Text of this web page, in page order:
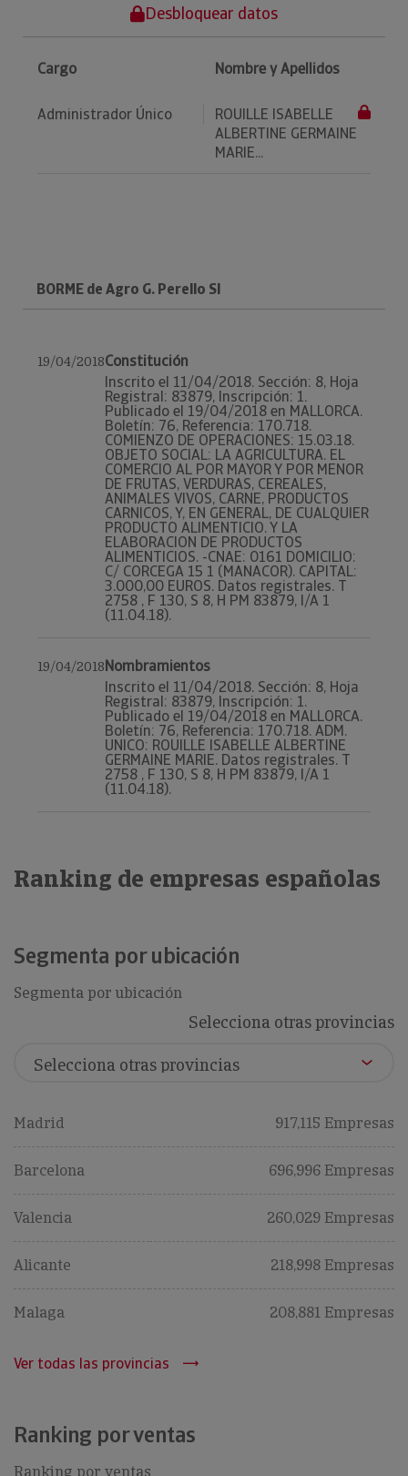
Desbloquear datos
Cargo Nombre y Apellidos
Administrador Único
ROUILLE ISABELLE
ALBERTINE GERMAINE
MARIE...
BORME de Agro G. Perello Sl
19/04/2018Constitución
Inscrito el 11/04/2018. Sección: 8, Hoja
Registral: 83879, Inscripción: 1.
Publicado el 19/04/2018 en MALLORCA.
Boletín: 76, Referencia: 170.718.
COMIENZO DE OPERACIONES: 15.03.18.
OBJETO SOCIAL: LA AGRICULTURA. EL
COMERCIO AL POR MAYOR Y POR MENOR
DE FRUTAS, VERDURAS, CEREALES,
ANIMALES VIVOS, CARNE, PRODUCTOS
CARNICOS, Y, EN GENERAL, DE CUALQUIER
PRODUCTO ALIMENTICIO. Y LA
ELABORACION DE PRODUCTOS
ALIMENTICIOS. -CNAE: 0161 DOMICILIO:
C/ CORCEGA 15 1 (MANACOR). CAPITAL:
3.000,00 EUROS. Datos registrales. T
2758 , F 130, S 8, H PM 83879, I/A 1
(11.04.18).
19/04/2018Nombramientos
Inscrito el 11/04/2018. Sección: 8, Hoja
Registral: 83879, Inscripción: 1.
Publicado el 19/04/2018 en MALLORCA.
Boletín: 76, Referencia: 170.718. ADM.
UNICO: ROUILLE ISABELLE ALBERTINE
GERMAINE MARIE. Datos registrales. T
2758 , F 130, S 8, H PM 83879, I/A 1
(11.04.18).
Ranking de empresas españolas
Segmenta por ubicación
Segmenta por ubicación
Selecciona otras provincias
Madrid 917,115 Empresas
Barcelona 696,996 Empresas
Valencia 260,029 Empresas
Alicante 218,998 Empresas
Malaga 208,881 Empresas
Ver todas las provincias
Ranking por ventas
Ranking por ventas